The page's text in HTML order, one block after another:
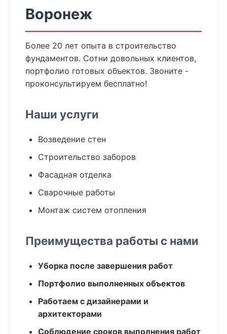
Воронеж
Более 20 лет опыта в строительство
фундаментов. Сотни довольных клиентов,
портфолио готовых объектов. Звоните -
проконсультируем бесплатно!
Наши услуги
Возведение стен
Строительство заборов
Фасадная отделка
Сварочные работы
Монтаж систем отопления
Преимущества работы с нами
Уборка после завершения работ
Портфолио выполненных объектов
Работаем с дизайнерами и
архитекторами
Соблюдение сроков выполнения работ